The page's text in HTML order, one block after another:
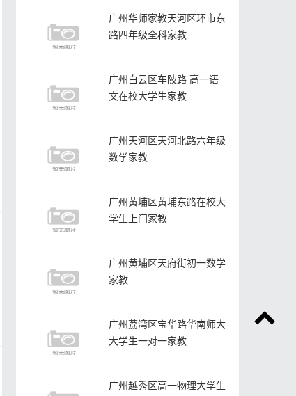
广州华师家教天河区环市东
路四年级全科家教
广州白云区车陂路 高一语
文在校大学生家教
广州天河区天河北路六年级
数学家教
广州黄埔区黄埔东路在校大
学生上门家教
广州黄埔区天府街初一数学
家教
广州荔湾区宝华路华南师大
大学生一对一家教
广州越秀区高一物理大学生